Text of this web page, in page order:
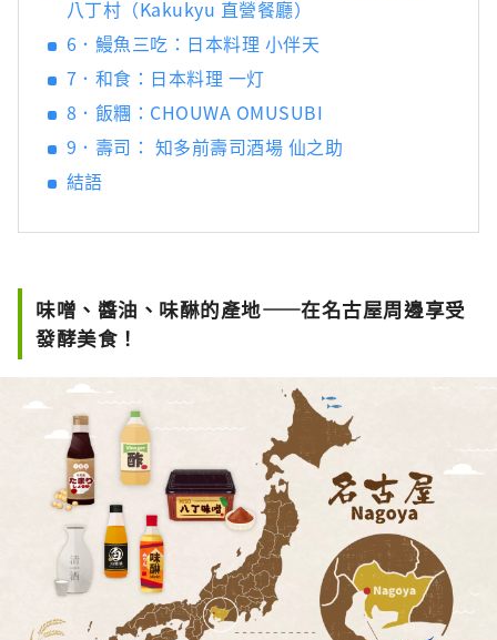
八丁村（Kakukyu 直營餐廳）
6．鰻魚三吃：日本料理 小伴天
7．和食：日本料理 一灯
8．飯糰：CHOUWA OMUSUBI
9．壽司： 知多前壽司酒場 仙之助
結語
味噌、醬油、味醂的產地——在名古屋周邊享受
發酵美食！